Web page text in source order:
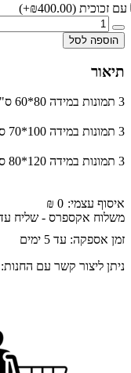
עם זכוכית (₪400.00+)
הוספה לסל
תיאור
3 תמונות במידה 80*60 ס"מ כל אחת(80*180 ס"מ סה"כ)=500 ש"ח
3 תמונות במידה 100*70 ס"מ כל אחת(100*210 ס"מ סה"כ)=600 ש"ח
3 תמונות במידה 120*80 ס"מ כל אחת(120*240 ס"מ סה"כ)=900 ש"ח
איסוף עצמי: 0 ₪
משלוח אקספרס - שליח
זמן אספקה: עד 5 ימים
ניתן ליצור קשר עם החנות: 052-291-9281 - ליאור